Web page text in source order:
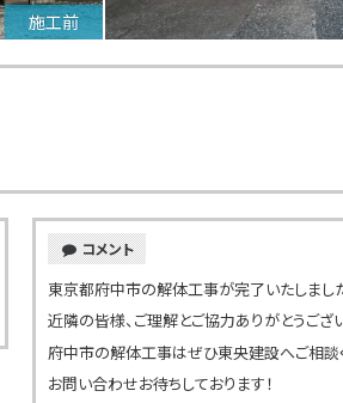
施工前
コメント
東京都府中市の解体工事が完了いたしました
近隣の皆様、ご理解とご協力ありがとうござ
府中市の解体工事はぜひ東央建設へご相談
お問い合わせお待ちしております！